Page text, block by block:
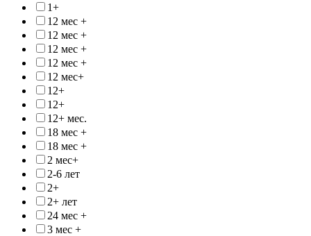
1+
12 мес +
12 мес +
12 мес +
12 мес +
12 мес+
12+
12+
12+ мес.
18 мес +
18 мес +
2 мес+
2-6 лет
2+
2+ лет
24 мес +
3 мес +